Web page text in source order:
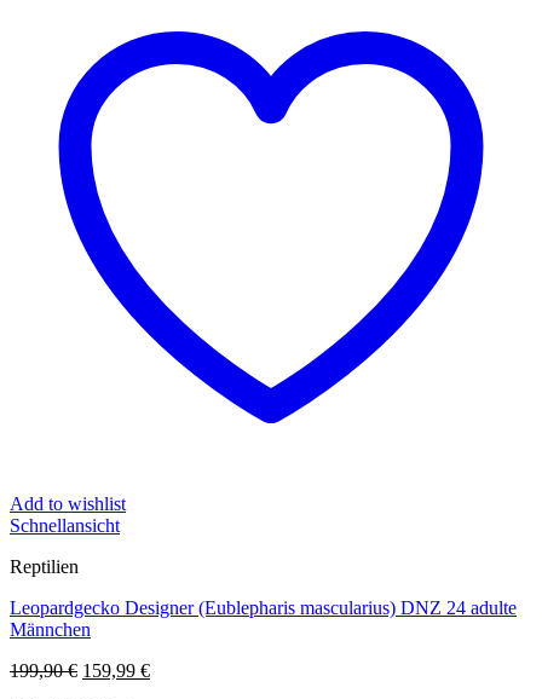
Add to wishlist
Schnellansicht
Reptilien
Leopardgecko Designer (Eublepharis mascularius) DNZ 24 adulte
Männchen
199,90€ Ursprünglicher
159,99 €Aktueller